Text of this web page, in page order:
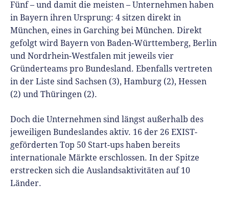
Fünf – und damit die meisten – Unternehmen haben
in Bayern ihren Ursprung: 4 sitzen direkt in
München, eines in Garching bei München. Direkt
gefolgt wird Bayern von Baden-Württemberg, Berlin
und Nordrhein-Westfalen mit jeweils vier
Gründerteams pro Bundesland. Ebenfalls vertreten
in der Liste sind Sachsen (3), Hamburg (2), Hessen
(2) und Thüringen (2).
Doch die Unternehmen sind längst außerhalb des
jeweiligen Bundeslandes aktiv. 16 der 26 EXIST-
geförderten Top 50 Start-ups haben bereits
internationale Märkte erschlossen. In der Spitze
erstrecken sich die Auslandsaktivitäten auf 10
Länder.